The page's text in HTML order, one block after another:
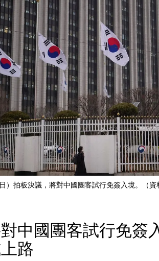
）拍板決議，將對中國團客試行免簽入境。（資
中國團客試行免
路